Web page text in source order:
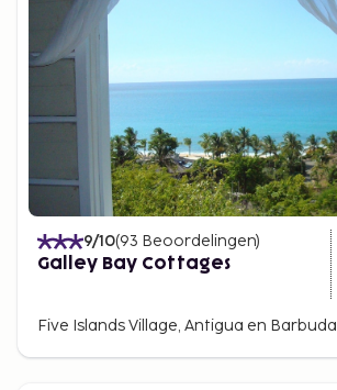
9/10(93 Beoordelingen)
Galley Bay Cottages
Five Islands Village, Antigua en Barbuda